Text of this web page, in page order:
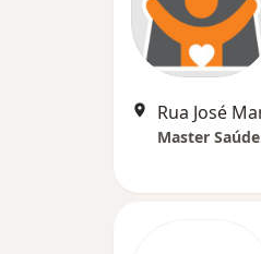
Master Saúde